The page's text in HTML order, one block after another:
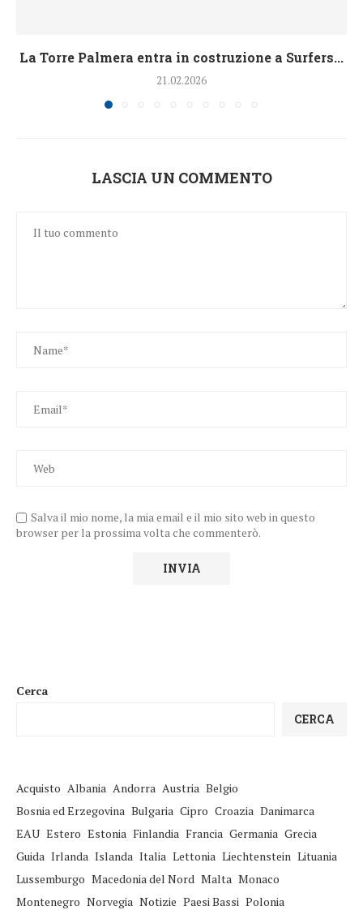
La Torre Palmera entra in costruzione a Surfers...
21.02.2026
LASCIA UN COMMENTO
Salva il mio nome, la mia email e il mio sito web in questo
browser per la prossima volta che commenterò.
Cerca
CERCA
Acquisto Albania Andorra Austria Belgio
Bosnia ed Erzegovina Bulgaria Cipro Croazia Danimarca
EAU Estero Estonia Finlandia Francia Germania Grecia
Guida Irlanda Islanda Italia Lettonia Liechtenstein Lituania
Lussemburgo Macedonia del Nord Malta Monaco
Montenegro Norvegia Notizie Paesi Bassi Polonia